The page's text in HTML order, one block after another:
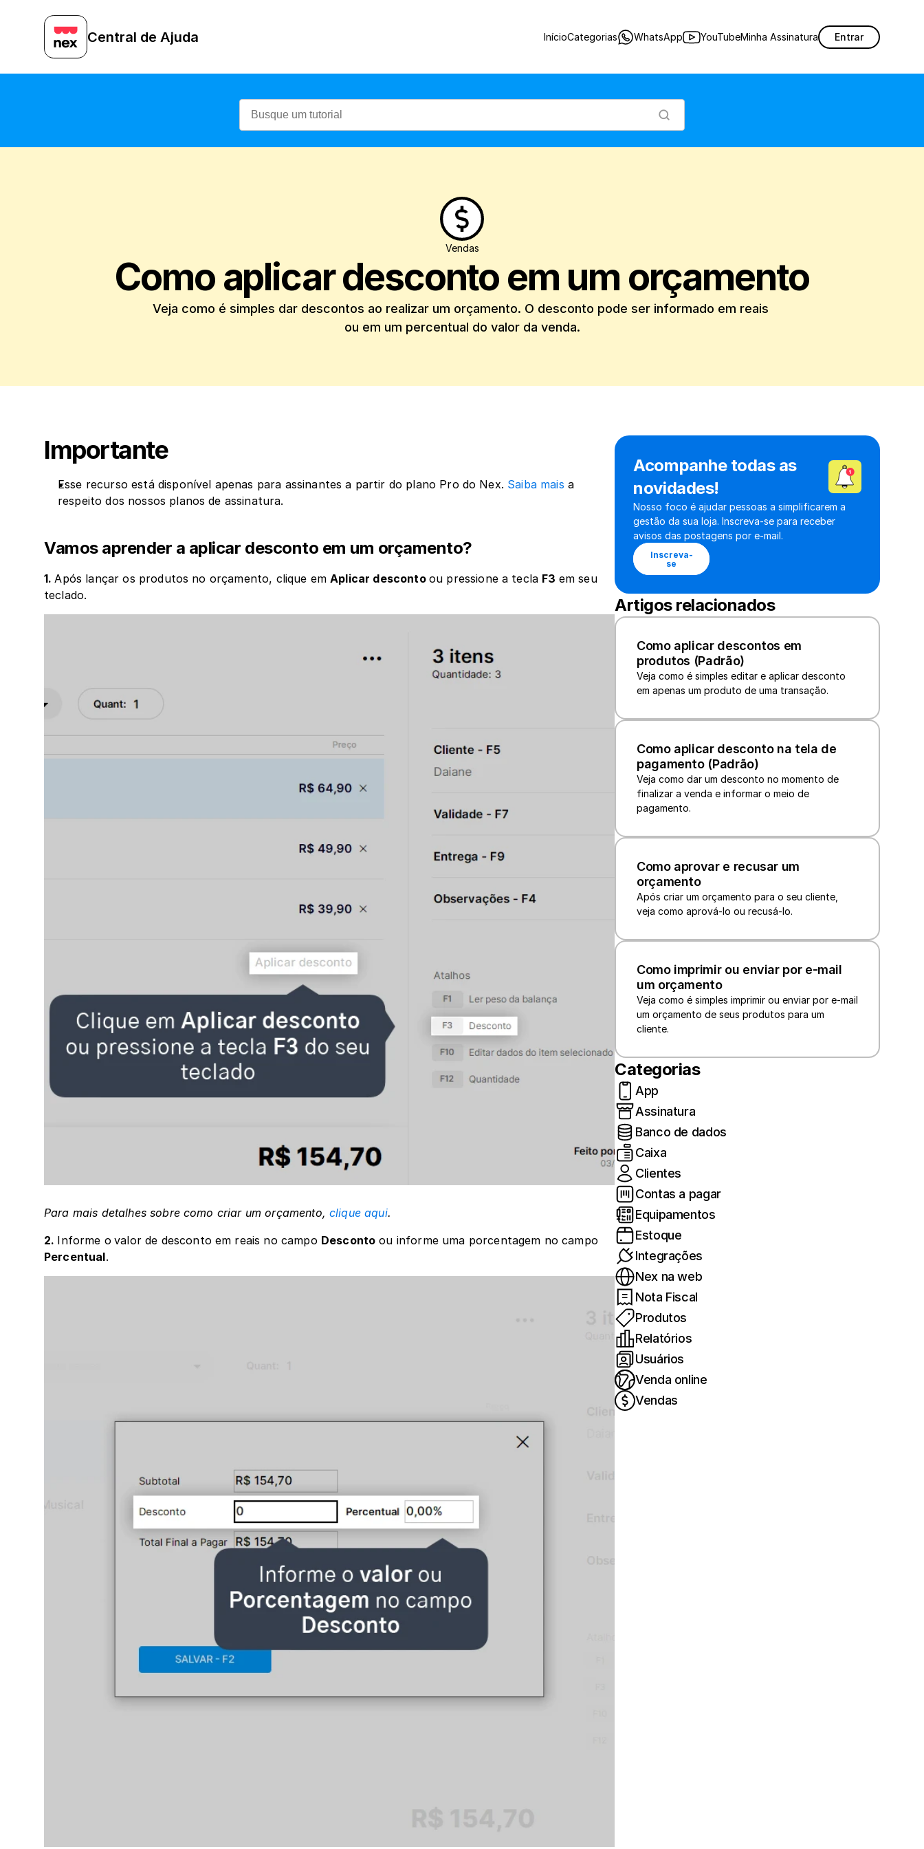
Central de Ajuda InícioCategorias WhatsApp YouTubeMinha Assinatura Entrar
Vendas
Como aplicar desconto em um orçamento
Veja como é simples dar descontos ao realizar um orçamento. O desconto pode ser informado em reais
ou em um percentual do valor da venda.
Importante
Esse recurso está disponível apenas para assinantes a partir do plano Pro do Nex. Saiba mais a
respeito dos nossos planos de assinatura.
‍Vamos aprender a aplicar desconto em um orçamento?
1. Após lançar os produtos no orçamento, clique em Aplicar desconto ou pressione a tecla F3 em seu
teclado.
Para mais detalhes sobre como criar um orçamento, clique aqui.
2. Informe o valor de desconto em reais no campo Desconto
Percentual.
Acompanhe todas as
novidades!
Nosso foco é ajudar pessoas a simplificarem a
gestão da sua loja. Inscreva-se para receber
avisos das postagens por e-mail.
Inscreva-
se
Artigos relacionados
Como aplicar descontos em
produtos (Padrão)
Veja como é simples editar e aplicar desconto
em apenas um produto de uma transação.
Como aplicar desconto na tela de
pagamento (Padrão)
Veja como dar um desconto no momento de
finalizar a venda e informar o meio de
pagamento.
Como aprovar e recusar um
orçamento
Após criar um orçamento para o seu cliente,
veja como aprová-lo ou recusá-lo.
Como imprimir ou enviar por e-mail
um orçamento
Veja como é simples imprimir ou enviar por e-mail
um orçamento de seus produtos para um
cliente.
Categorias
App
Assinatura
Banco de dados
Caixa
Clientes
Contas a pagar
Equipamentos
Estoque
Integrações
Nex na web
Nota Fiscal
Produtos
Relatórios
Usuários
Venda online
Vendas